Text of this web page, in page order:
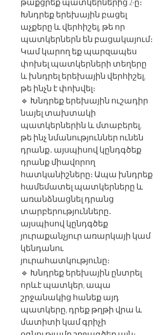
Խնդրեք երեխային բացել
աչքերը և վերհիշել, թե որ
պատկերներն են բացակայում։
Կամ կարող եք պարզապես
փոխել պատկերների տեղերը
և խնդրել երեխային վերհիշել,
թե ինչն է փոխվել։
🔹 Խնդրեք երեխային ուշադիր
նայել տախտակի
պատկերներին և մտաբերել,
թե ինչ նմանություններ ունեն
դրանք․ այսպիսով կընդգծեք
դրանք միավորող
հատկանիշները։ Ապա խնդրեք
համեմատել պատկերները և
առանձնացնել դրանց
տարբերությունները․
այսպիսով կընդգծեք
յուրաքանչյուր առարկայի կամ
կենդանու
յուրահատկությունը։
🔹 Խնդրեք երեխային ընտրել
որևէ պատկեր, ապա
շրջանակից հանեք այդ
պատկերը, դրեք թղթի վրա և
մատիտի կամ գրիչի